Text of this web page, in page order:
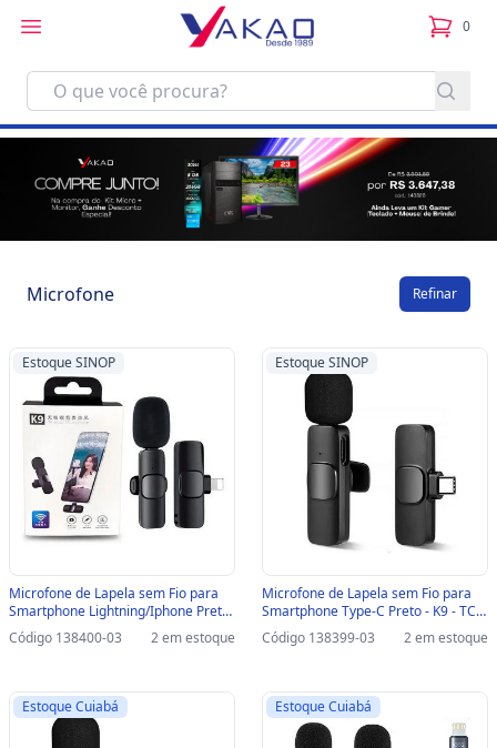
0
itens
Microfone Refinar
Estoque SINOP
Microfone de Lapela sem Fio para
Smartphone Lightning/Iphone Preto
- K9 - IP-F1-SINOP-03 - IP-F1
Código 138400-03 2 em estoque
Estoque SINOP
Microfone de Lapela sem Fio para
Smartphone Type-C Preto - K9 - TC-
F2-A-SINOP-03 - TC-F2-A
Código 138399-03 2 em estoque
Estoque Cuiabá Estoque Cuiabá